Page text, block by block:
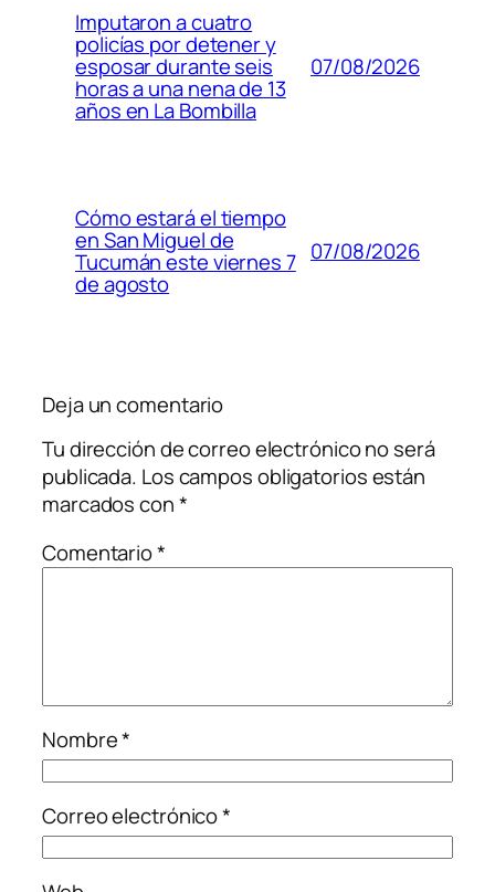
Imputaron a cuatro
policías por detener y
esposar durante seis
horas a una nena de 13
años en La Bombilla
07/08/2026
Cómo estará el tiempo
en San Miguel de
Tucumán este viernes 7
de agosto
07/08/2026
Deja un comentario
Tu dirección de correo electrónico no será
publicada. Los campos obligatorios están
marcados con*
Comentario*
Nombre*
Correo electrónico*